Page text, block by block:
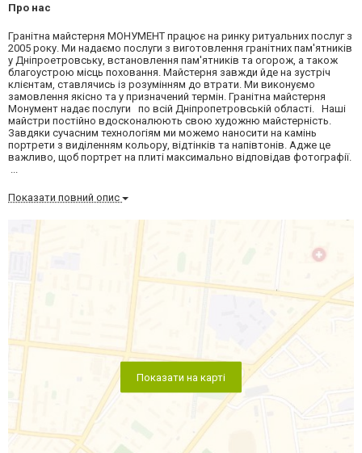
Про нас
Гранітна майстерня МОНУМЕНТ працює на ринку ритуальних послуг з
2005 року. Ми надаємо послуги з виготовлення гранітних пам'ятників
у Дніпроетровську, встановлення пам'ятників та огорож, а також
благоустрою місць поховання. Майстерня завжди йде на зустріч
клієнтам, ставлячись із розумінням до втрати. Ми виконуємо
замовлення якісно та у призначений термін. Гранітна майстерня
Монумент надає послуги по всій Дніпропетровській області. Наші
майстри постійно вдосконалюють свою художню майстерність.
Завдяки сучасним технологіям ми можемо наносити на камінь
портрети з виділенням кольору, відтінків та напівтонів. Адже це
важливо, щоб портрет на плиті максимально відповідав фотографії.
Показати повний опис
Показати на карті